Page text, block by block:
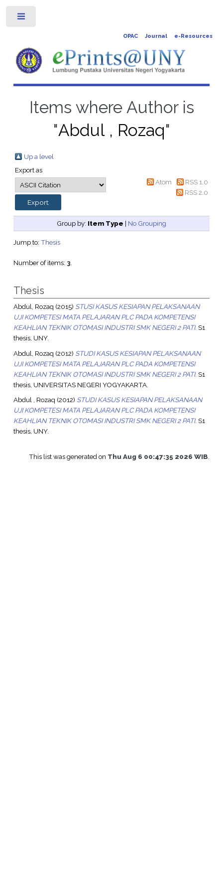
OPAC Journal e-Resources
Items where Author is
"Abdul , Rozaq"
Up a level
Export as
Atom
RSS 1.0
RSS 2.0
Group by: Item Type | No Grouping
Jump to: Thesis
Number of items: 3.
Thesis
Abdul, Rozaq (2015) STUSI KASUS KESIAPAN PELAKSANAAN
UJI KOMPETESI MATA PELAJARAN PLC PADA KOMPETENSI
KEAHLIAN TEKNIK OTOMASI INDUSTRI SMK NEGERI 2 PATI. S1
thesis, UNY.
Abdul, Rozaq (2012) STUDI KASUS KESIAPAN PELAKSANAAN
UJI KOMPETESI MATA PELAJARAN PLC PADA KOMPETENSI
KEAHLIAN TEKNIK OTOMASI INDUSTRI SMK NEGERI 2 PATI. S1
thesis, UNIVERSITAS NEGERI YOGYAKARTA.
Abdul , Rozaq (2012) STUDI KASUS KESIAPAN PELAKSANAAN
UJI KOMPETESI MATA PELAJARAN PLC PADA KOMPETENSI
KEAHLIAN TEKNIK OTOMASI INDUSTRI SMK NEGERI 2 PATI. S1
thesis, UNY.
This list was generated on Thu Aug 6 00:47:35 2026 WIB